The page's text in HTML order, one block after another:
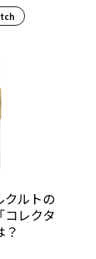
クルトの
コレクタ
？